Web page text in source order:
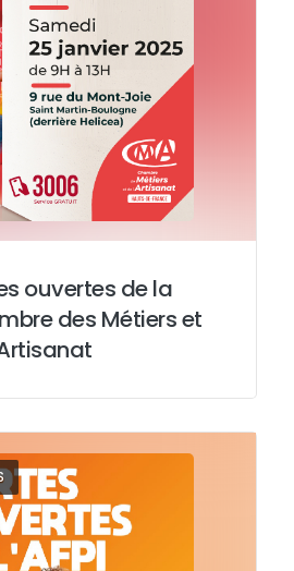
ouvertes de la
des Métiers et